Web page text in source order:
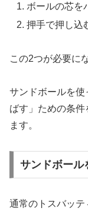
ボールの芯を
押手で押し込
この2つが必要に
サンドボールを
ばす」ための条件
ます。
サンドボー
通常のトスバッテ